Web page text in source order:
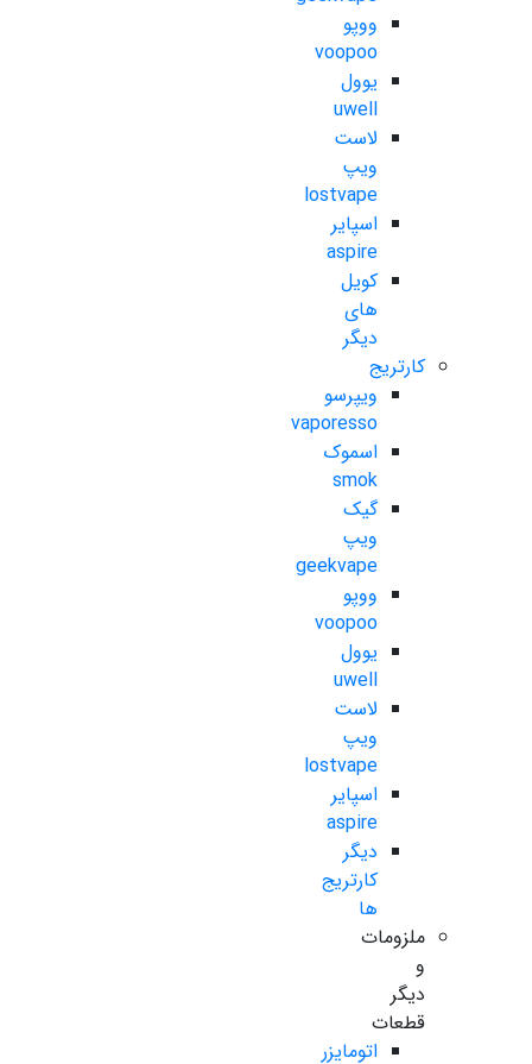
ووپو
voopoo
یوول
uwell
لاست
ویپ
lostvape
اسپایر
aspire
کویل
های
دیگر
کارتریج
ویپرسو
vaporesso
اسموک
smok
گیک
ویپ
geekvape
ووپو
voopoo
یوول
uwell
لاست
ویپ
lostvape
اسپایر
aspire
دیگر
کارتریج
ها
ملزومات
و
دیگر
قطعات
اتومایزر